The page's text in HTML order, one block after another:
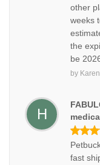
other
weeks
the
be
by Karen
H
fast